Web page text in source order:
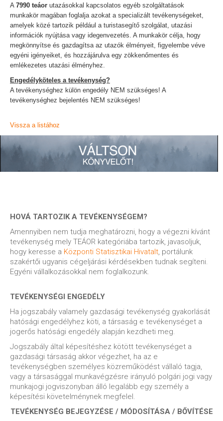
A 7990 teáor utazásokkal kapcsolatos egyéb szolgáltatások
munkakör magában foglalja azokat a specializált tevékenységeket,
amelyek közé tartozik például a turistasegítő szolgálat, utazási
információk nyújtása vagy idegenvezetés. A munkakör célja, hogy
megkönnyítse és gazdagítsa az utazók élményeit, figyelembe véve
egyéni igényeiket, és hozzájárulva egy zökkenőmentes és
emlékezetes utazási élményhez.
Engedélyköteles a tevékenység?
A tevékenységhez külön engedély NEM szükséges! A
tevékenységhez bejelentés NEM szükséges!
Vissza a listához
HOVÁ TARTOZIK A TEVÉKENYSÉGEM?
Amennyiben nem tudja meghatározni, hogy a végezni kívánt
tevékenység mely TEÁOR kategóriába tartozik, javasoljuk,
hogy keresse a Központi Statisztikai Hivatalt , portálunk
szakértői ugyanis cégeljárási kérdésekben tudnak segíteni.
Egyéni vállalkozásokkal nem foglalkozunk.
TEVÉKENYSÉGI ENGEDÉLY
Ha jogszabály valamely gazdasági tevékenység gyakorlását
hatósági engedélyhez köti, a társaság e tevékenységet a
jogerős hatósági engedély alapján kezdheti meg.
Jogszabály által képesítéshez kötött tevékenységet a
gazdasági társaság akkor végezhet, ha az e
tevékenységben személyes közreműködést vállaló tagja,
vagy a társasággal munkavégzésre irányuló polgári jogi vagy
munkajogi jogviszonyban álló legalább egy személy a
képesítési követelménynek megfelel.
TEVÉKENYSÉG BEJEGYZÉSE / MÓDOSÍTÁSA / BŐVÍTÉSE